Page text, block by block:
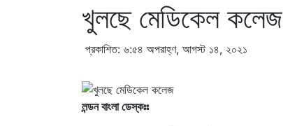
খুলছে মেডিকেল কলেজ
প্রকাশিত: ৬:৫৪ অপরাহ্ণ, আগস্ট ১৪, ২০২১
লন্ডন বাংলা ডেস্কঃঃ